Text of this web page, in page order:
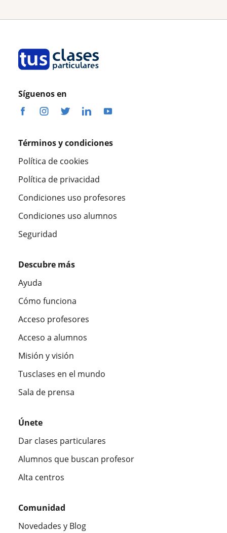
Síguenos en
Términos y condiciones
Política de cookies
Política de privacidad
Condiciones uso profesores
Condiciones uso alumnos
Seguridad
Descubre más
Ayuda
Cómo funciona
Acceso profesores
Acceso a alumnos
Misión y visión
Tusclases en el mundo
Sala de prensa
Únete
Dar clases particulares
Alumnos que buscan profesor
Alta centros
Comunidad
Novedades y Blog